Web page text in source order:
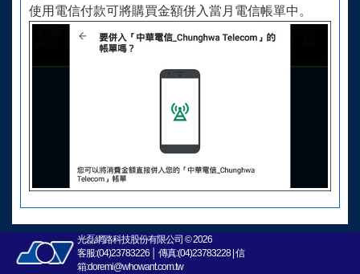
使用電信付款可將購買金額併入當月電信帳單中。